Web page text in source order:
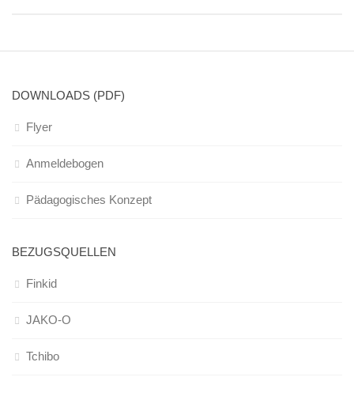
DOWNLOADS (PDF)
Flyer
Anmeldebogen
Pädagogisches Konzept
BEZUGSQUELLEN
Finkid
JAKO-O
Tchibo